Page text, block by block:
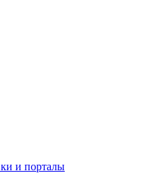
и порталы